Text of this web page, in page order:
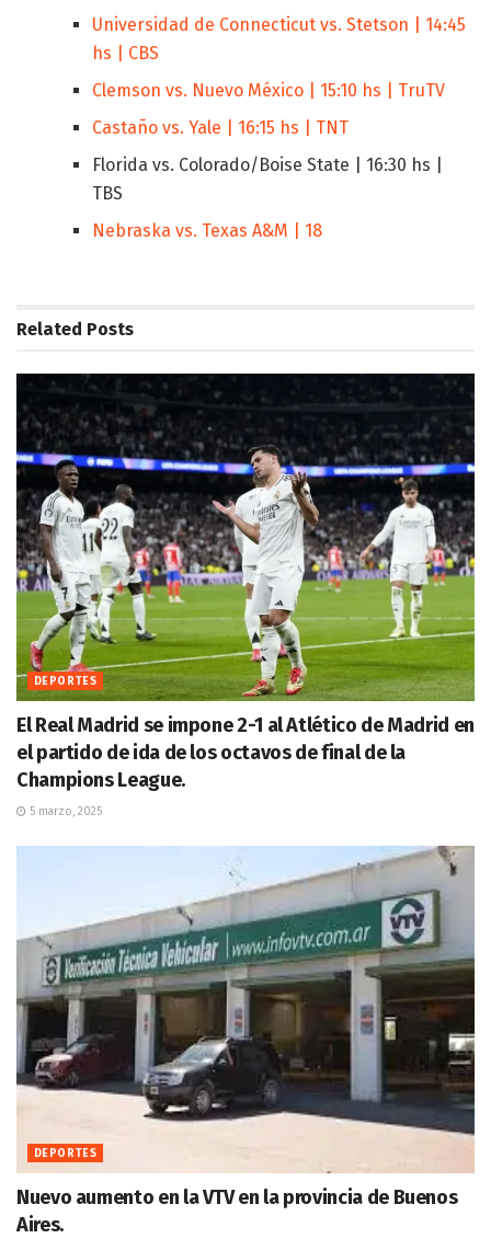
Universidad de Connecticut vs. Stetson | 14:45
hs | CBS
Clemson vs. Nuevo México | 15:10 hs | TruTV
Castaño vs. Yale | 16:15 hs | TNT
Florida vs. Colorado/Boise State | 16:30 hs |
TBS
Nebraska vs. Texas A&M | 18
Related Posts
DEPORTES
El Real Madrid se impone 2-1 al Atlético de Madrid en
el partido de ida de los octavos de final de la
Champions League.
5 marzo, 2025
DEPORTES
Nuevo aumento en la VTV en la provincia de Buenos
Aires.